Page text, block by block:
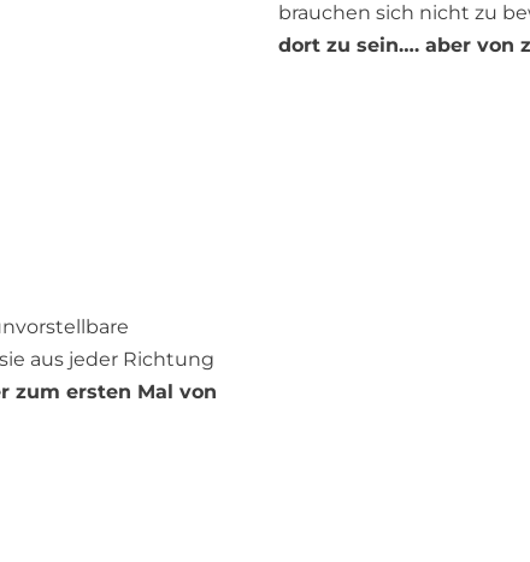
brauchen sich nicht zu
dort zu sein…. aber von
aus jeder Richtung
zum ersten Mal von